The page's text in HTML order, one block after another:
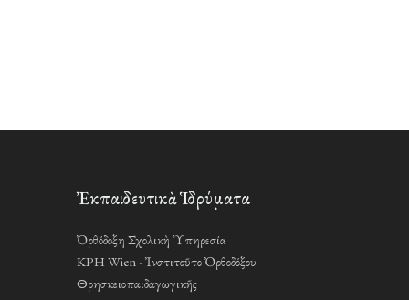
Ἐκπαιδευτικὰ Ἱδρύματα
Ὀρθόδοξη Σχολικὴ Ὑπηρεσία
KPH Wien - Ἰνστιτοῦτο Ὀρθοδόξου
Θρησκειοπαιδαγωγικῆς